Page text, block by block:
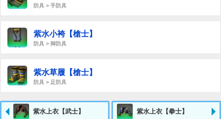
防具 > 手防具
紫水小袴【槍士】
防具 > 脚防具
紫水草履【槍士】
防具 > 足防具
紫水上衣【武士】 紫水上衣【拳士】